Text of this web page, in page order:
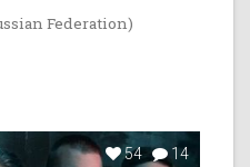
Federation)
54 14